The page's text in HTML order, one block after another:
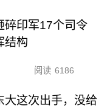
碎印军17个司令
结构
阅读 6186
大这次出手，没给